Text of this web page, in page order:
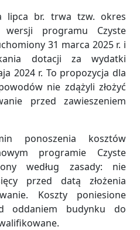
lipca br. trwa tzw. okres
programu Czyste
31 marca 2025 r. i
dotacji za wydatki
2024 r. To propozycja dla
nie zdążyli złożyć
przed zawieszeniem
ponoszenia kosztów
programie Czyste
według zasady: nie
przed datą złożenia
Koszty poniesione
oddaniem budynku do